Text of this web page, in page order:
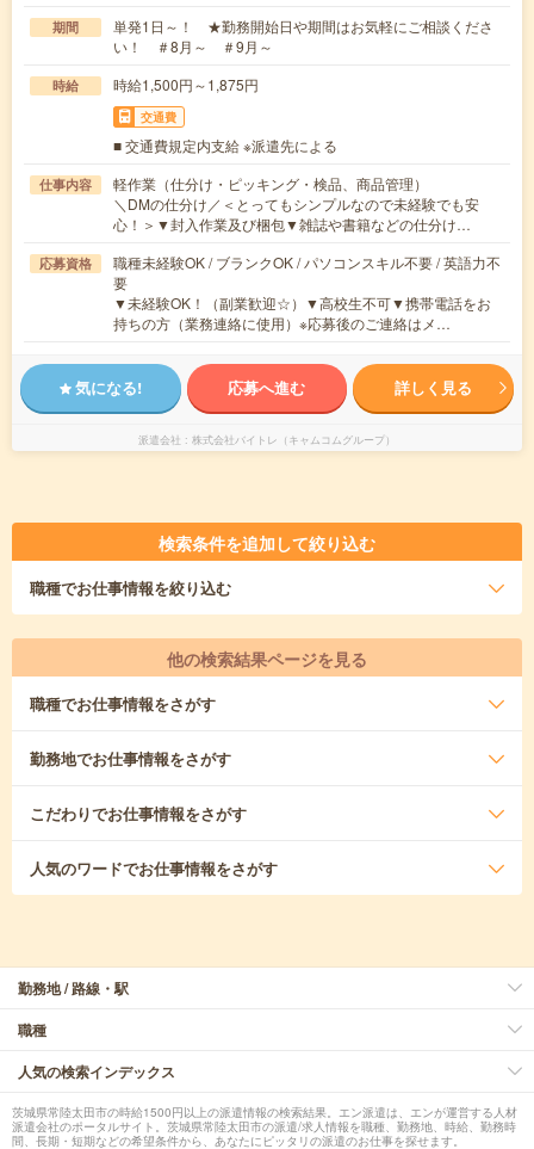
期間
単発1日～！ ★勤務開始日や期間はお気軽にご相談くださ
い！ ＃8月～ ＃9月～
時給 時給1,500円～1,875円
交通費
■ 交通費規定内支給 ※派遣先による
仕事内容
軽作業（仕分け・ピッキング・検品、商品管理）
＼DMの仕分け／＜とってもシンプルなので未経験でも安
心！＞▼封入作業及び梱包▼雑誌や書籍などの仕分け…
応募資格
職種未経験OK / ブランクOK / パソコンスキル不要 / 英語力不
要
▼未経験OK！（副業歓迎☆）▼高校生不可▼携帯電話をお
持ちの方（業務連絡に使用）※応募後のご連絡はメ…
気になる! 応募へ進む 詳しく見る
派遣会社 株式会社バイトレ（キャムコムグループ）
検索条件を追加して絞り込む
職種でお仕事情報を絞り込む
他の検索結果ページを見る
職種でお仕事情報をさがす
勤務地でお仕事情報をさがす
こだわりでお仕事情報をさがす
人気のワードでお仕事情報をさがす
勤務地 / 路線・駅
職種
人気の検索インデックス
茨城県常陸太田市の時給1500円以上の派遣情報の検索結果。エン派遣は、エンが運営する人材
派遣会社のポータルサイト。茨城県常陸太田市の派遣/求人情報を職種、勤務地、時給、勤務時
間、長期・短期などの希望条件から、あなたにピッタリの派遣のお仕事を探せます。